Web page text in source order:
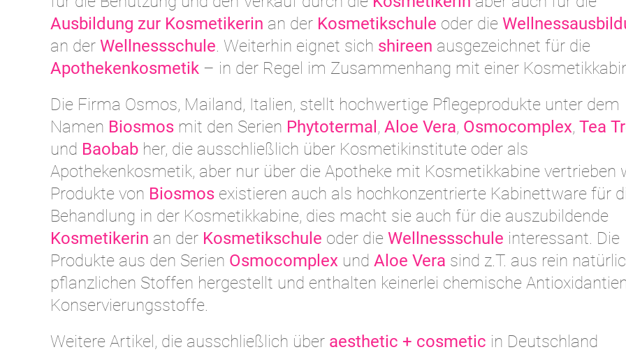
Ausbildung zur Kosmetikerin an der Kosmetikschule oder die
an der Wellnessschule. Weiterhin eignet sich shireen ausgezeichnet für die
Apothekenkosmetik – in der Regel im Zusammenhang mit einer
Die Firma Osmos, Mailand, Italien, stellt hochwertige Pflegeprodukte unter dem
Namen Biosmos mit den Serien Phytotermal , Aloe Vera, Osmocomplex, Tea
und Baobab her, die ausschließlich über Kosmetikinstitute oder als
Apothekenkosmetik, aber nur über die Apotheke mit Kosmetikkabine vertrieben
Produkte von Biosmos existieren auch als hochkonzentrierte Kabinettware für
Behandlung in der Kosmetikkabine, dies macht sie auch für die auszubildende
Kosmetikerin an der Kosmetikschule oder die Wellnessschule interessant. Die
Produkte aus den Serien Osmocomplex und Aloe Vera sind z.T. aus rein
pflanzlichen Stoffen hergestellt und enthalten keinerlei chemische
Konservierungsstoffe.
Weitere Artikel, die ausschließlich über aesthetic + cosmetic in Deutschland